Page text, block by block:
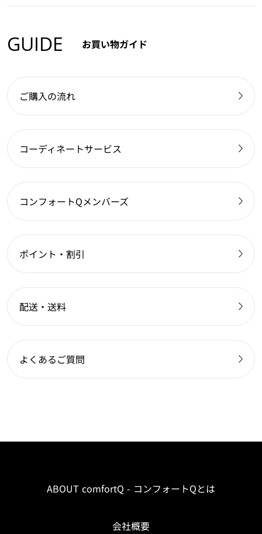
GUIDE お買い物ガイド
ご購入の流れ
コーディネートサービス
コンフォートQメンバーズ
ポイント・割引
配送・送料
よくあるご質問
ABOUT comfortQ - コンフォートQとは
会社概要